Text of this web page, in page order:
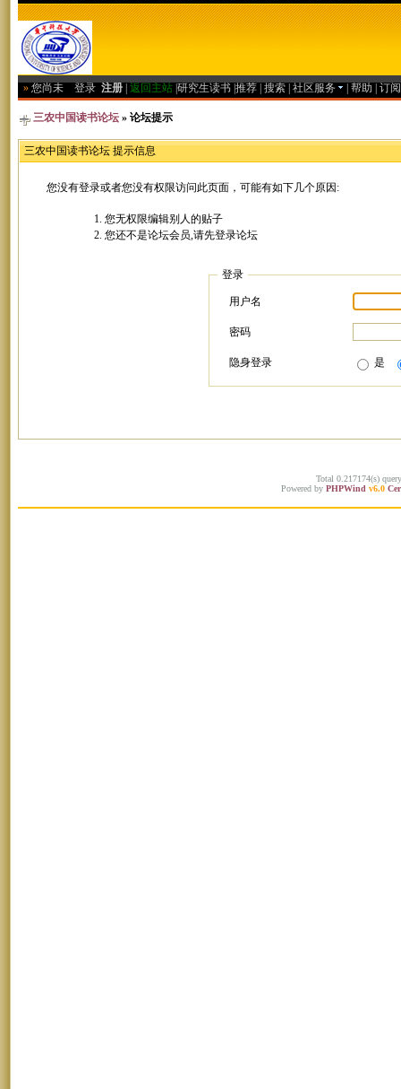
» 您尚未 登录 注册 返回主站 研究生读书 推荐 搜索 社区服务 帮助 订
三农中国读书论坛 » 论坛提示
三农中国读书论坛 提示信息
您没有登录或者您没有权限访问此页面，可能有如下几个原因:
您无权限编辑别人的贴子
您还不是论坛会员,请先登录论坛
登录
用户名
密码
隐身登录 是
Total 0.217174(s)
Powered by PHPWind v6.0